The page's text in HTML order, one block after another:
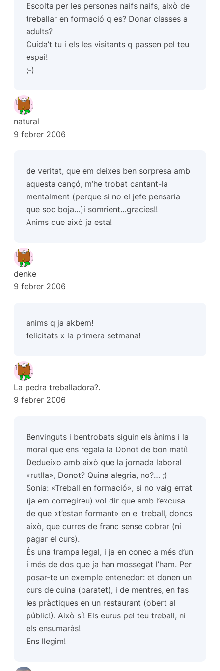
Escolta per les persones naifs naifs, això de
treballar en formació q es? Donar classes a
adults?
Cuida’t tu i els les visitants q passen pel teu
espai!
;-)
natural
9 febrer 2006
de veritat, que em deixes ben sorpresa amb
aquesta cançó, m’he trobat cantant-la
mentalment (perque si no el jefe pensaria
que soc boja…)i somrient…gracies!!
Anims que això ja esta!
denke
9 febrer 2006
anims q ja akbem!
felicitats x la primera setmana!
La pedra treballadora?.
9 febrer 2006
Benvinguts i bentrobats siguin els ànims i la
moral que ens regala la Donot de bon matí!
Dedueixo amb això que la jornada laboral
«rutlla», Donot? Quina alegria, no?… ;)
Sonia: «Treball en formació», si no vaig errat
(ja em corregireu) vol dir que amb l’excusa
de que «t’estan formant» en el treball, doncs
això, que curres de franc sense cobrar (ni
pagar el curs).
És una trampa legal, i ja en conec a més d’un
i més de dos que ja han mossegat l’ham. Per
posar-te un exemple entenedor: et donen un
curs de cuina (baratet), i de mentres, en fas
les pràctiques en un restaurant (obert al
públic!). Això sí! Els eurus pel teu treball, ni
els ensumaràs!
Ens llegim!